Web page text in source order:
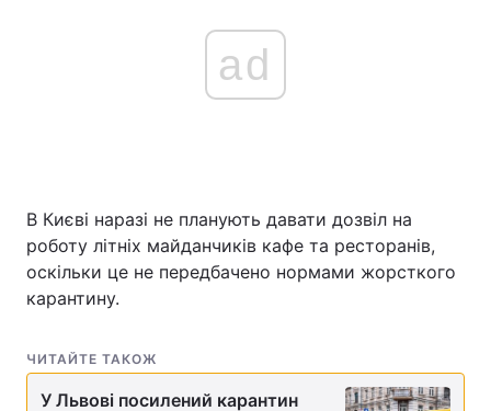
Україна Політика
Економіка Світ
Техно і зв'язок Лайт
ad
В Києві наразі не планують давати дозвіл на
роботу літніх майданчиків кафе та ресторанів,
оскільки це не передбачено нормами жорсткого
карантину.
ЧИТАЙТЕ ТАКОЖ
У Львові посилений карантин